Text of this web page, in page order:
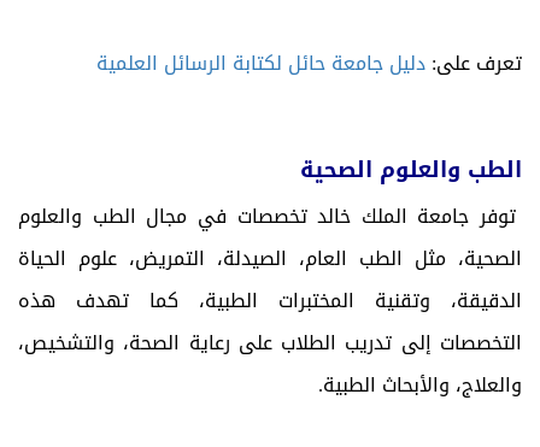
تعرف على:دليل جامعة حائل لكتابة الرسائل العلمية
الطب والعلوم الصحية
توفر جامعة الملك خالد تخصصات في مجال الطب والعلوم
الصحية، مثل الطب العام، الصيدلة، التمريض، علوم الحياة
الدقيقة، وتقنية المختبرات الطبية، كما تهدف هذه
التخصصات إلى تدريب الطلاب على رعاية الصحة، والتشخيص،
والعلاج، والأبحاث الطبية.